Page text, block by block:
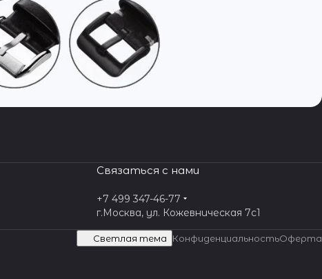
Связаться с нами
+7 499 347-46-77
г.Москва, ул. Кожевническая 7c1
Светлая тема КонфиденциальностьОферта